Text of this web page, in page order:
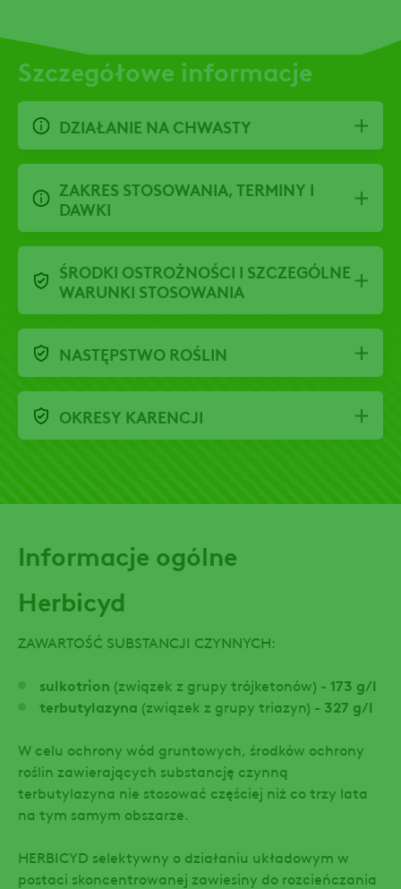
Informacje ogólne
Herbicyd
ZAWARTOŚĆ SUBSTANCJI CZYNNYCH:
sulkotrion (związek z grupy trójketonów) - 173 g/l
terbutylazyna (związek z grupy triazyn) - 327 g/l
W celu ochrony wód gruntowych, środków ochrony
roślin zawierających substancję czynną
terbutylazyna nie stosować częściej niż co trzy lata
na tym samym obszarze.
HERBICYD selektywny o działaniu układowym w
postaci skoncentrowanej zawiesiny do rozcieńczania
Szczegółowe informacje
DZIAŁANIE NA CHWASTY
ZAKRES STOSOWANIA, TERMINY I
DAWKI
ŚRODKI OSTROŻNOŚCI I SZCZEGÓLNE
WARUNKI STOSOWANIA
NASTĘPSTWO ROŚLIN
OKRESY KARENCJI